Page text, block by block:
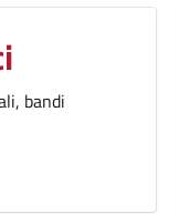
bandi